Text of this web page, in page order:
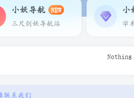
小妖导航
NEW
三尺剑妖导航站
小
联系我们